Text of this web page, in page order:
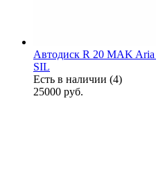
Автодиск R 20 MAK
SIL
Есть в наличии (4)
25000 руб.